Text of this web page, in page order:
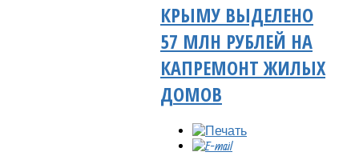
КРЫМУ ВЫДЕЛЕНО
57 МЛН РУБЛЕЙ НА
КАПРЕМОНТ ЖИЛЫХ
ДОМОВ